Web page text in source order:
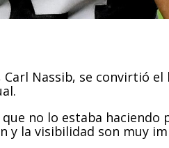
Carl Nassib, se convirtió
no lo estaba haciendo
y la visibilidad son muy